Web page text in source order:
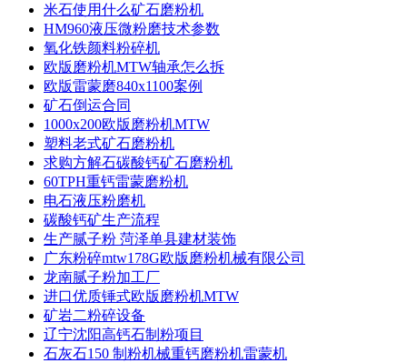
米石使用什么矿石磨粉机
HM960液压微粉磨技术参数
氧化铁颜料粉碎机
欧版磨粉机MTW轴承怎么拆
欧版雷蒙磨840x1100案例
矿石倒运合同
1000x200欧版磨粉机MTW
塑料老式矿石磨粉机
求购方解石碳酸钙矿石磨粉机
60TPH重钙雷蒙磨粉机
电石液压粉磨机
碳酸钙矿生产流程
生产腻子粉 菏泽单县建材装饰
广东粉碎mtw178G欧版磨粉机械有限公司
龙南腻子粉加工厂
进口优质锤式欧版磨粉机MTW
矿岩二粉碎设备
辽宁沈阳高钙石制粉项目
石灰石150 制粉机械重钙磨粉机雷蒙机